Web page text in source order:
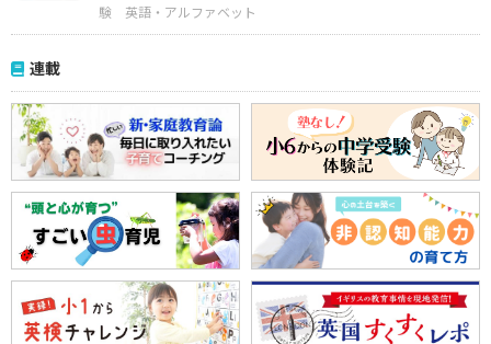
験
英語・アルファベット
連載